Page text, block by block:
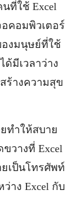
ที่ใช้ Excel
คอมพิวเตอร์
องมนุษย์ที่ใช้
มีเวลาว่าง
ร้างความสุข
ทำให้สบาย
วางที่ Excel
เป็นโทรศัพท์
าง Excel กับ